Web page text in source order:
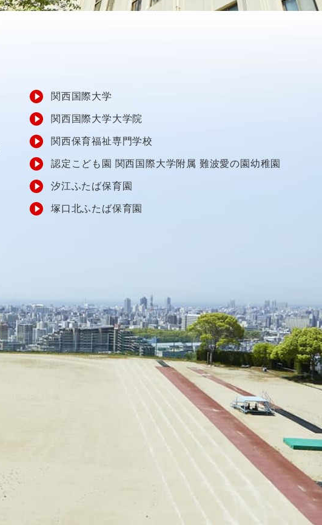
関西国際大学
関西国際大学大学院
関西保育福祉専門学校
認定こども園 関西国際大学附属 難波愛の園幼稚園
汐江ふたば保育園
塚口北ふたば保育園